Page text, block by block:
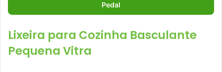
Pedal
Lixeira para Cozinha Basculante
Pequena Vitra